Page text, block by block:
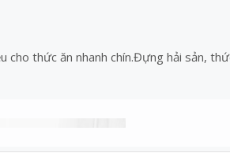
cho thức ăn nhanh chín.Đựng hải sản,